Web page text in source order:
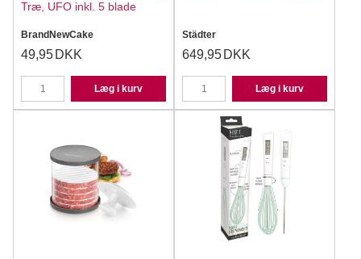
Træ, UFO inkl. 5 blade
BrandNewCake
49,95 DKK
Læg i kurv
Städter
649,95 DKK
Læg i kurv